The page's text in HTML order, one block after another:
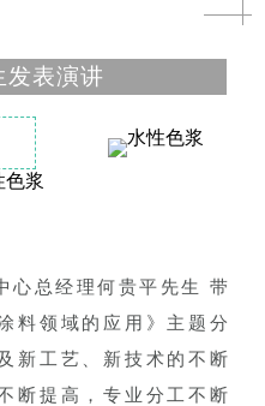
发表演讲
心总经理何贵平先生 带
料领域的应用》主题分
新工艺、新技术的不断
断提高，专业分工不断